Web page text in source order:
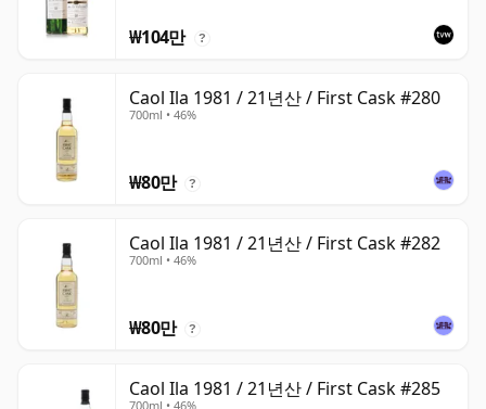
₩104만 ?
Caol Ila 1981 / 21년산 / First Cask #280
700ml • 46%
₩80만 ?
Caol Ila 1981 / 21년산 / First Cask #282
700ml • 46%
₩80만 ?
Caol Ila 1981 / 21년산 / First Cask #285
700ml • 46%